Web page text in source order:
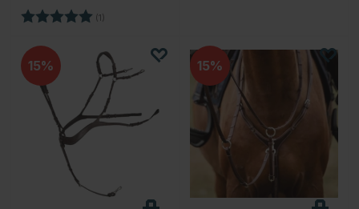
Bewertung: (1)
15 15